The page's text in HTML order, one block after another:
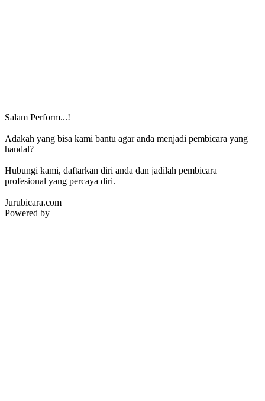
Salam Perform...!
Adakah yang bisa kami bantu agar anda menjadi pembicara yang
handal?
Hubungi kami, daftarkan diri anda dan jadilah pembicara
profesional yang percaya diri.
Jurubicara.com
Powered by